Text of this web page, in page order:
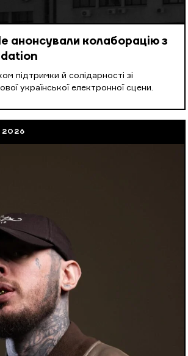
анонсували колаборацію з
підтримки й солідарності зі
української електронної сцени.
2026